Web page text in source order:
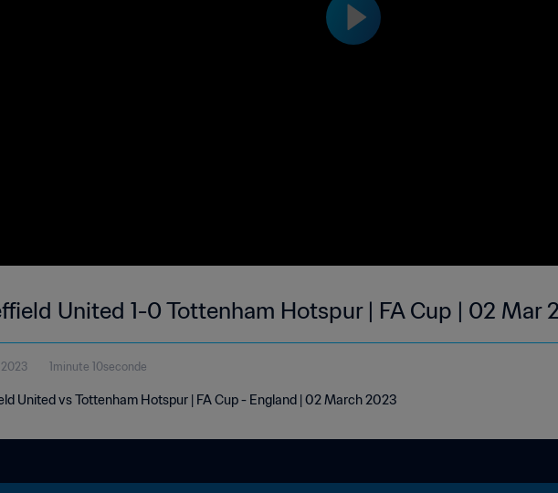
United 1-0 Tottenham Hotspur | FA Cup | 02 Mar
1minute 10seconde
United vs Tottenham Hotspur | FA Cup - England | 02 March 2023